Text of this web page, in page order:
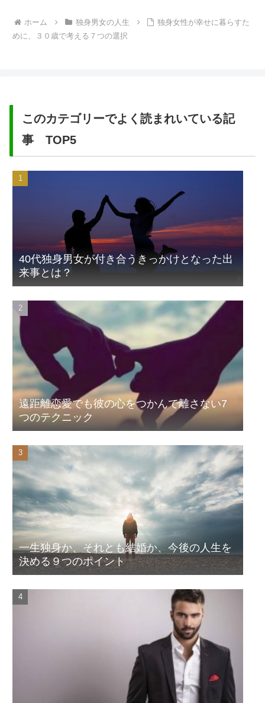
ホーム 独身男女の人生
独身女性が幸せに暮らすた
めに、３０歳で考える７つの選択
このカテゴリーでよく読まれいている記
事 TOP5
40代独身男女が付き合うきっかけとなった出
来事とは？
遠距離恋愛でも彼の心をつかんで離さない7
つのテクニック
一生独身か、それとも結婚か、今後の人生を
決める９つのポイント